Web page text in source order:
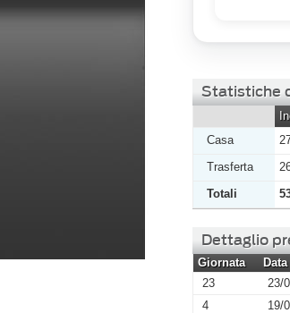
Statistiche
Casa
Trasferta
Totali
Dettaglio
Giornata Data
23
23/
4
19/